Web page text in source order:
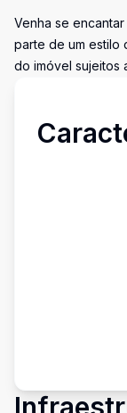
Venha se
parte de um estilo
do imóvel sujeitos